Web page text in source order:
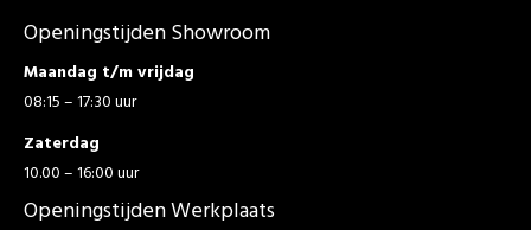
Openingstijden Showroom
Maandag t/m vrijdag
08:15 – 17:30 uur
Zaterdag
10.00 – 16:00 uur
Openingstijden Werkplaats